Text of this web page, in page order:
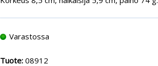
Varastossa
Tuote: 08912